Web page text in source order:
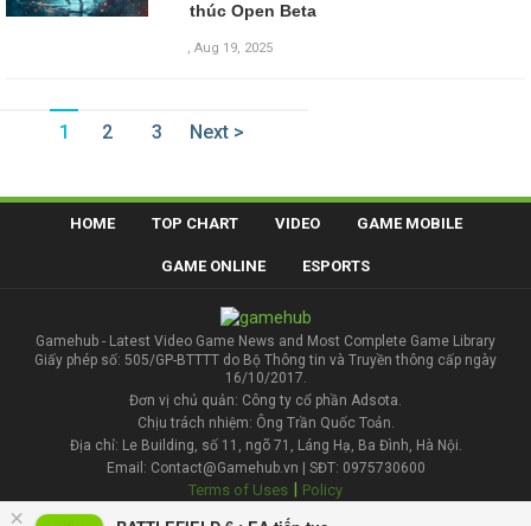
×
thúc Open Beta
,Aug 19, 2025
1 2 3 Next >
HOME TOP CHART VIDEO GAME MOBILE
GAME ONLINE ESPORTS
Gamehub - Latest Video Game News and Most Complete Game Library
Giấy phép số: 505/GP-BTTTT do Bộ Thông tin và Truyền thông cấp ngày
16/10/2017.
Đơn vị chủ quản: Công ty cổ phần Adsota.
Chịu trách nhiệm: Ông Trần Quốc Toản.
Địa chỉ: Le Building, số 11, ngõ 71, Láng Hạ, Ba Đình, Hà Nội.
Email: Contact@Gamehub.vn | SĐT: 0975730600
Terms of Uses | Policy